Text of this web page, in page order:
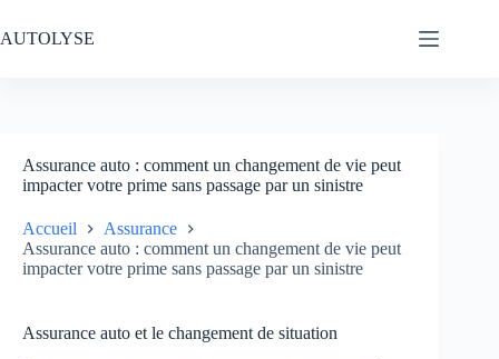
au
contenu
AUTOLYSE
Assurance auto : comment un changement de vie peut
impacter votre prime sans passage par un sinistre
Accueil
Assurance
Assurance auto : comment un changement de vie peut
impacter votre prime sans passage par un sinistre
Assurance auto et le changement de situation